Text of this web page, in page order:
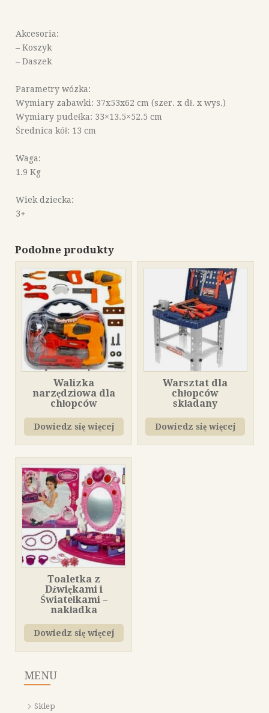
Akcesoria:
– Koszyk
– Daszek
Parametry wózka:
Wymiary zabawki: 37x53x62 cm (szer. x dł. x wys.)
Wymiary pudełka: 33×13.5×52.5 cm
Średnica kół: 13 cm
Waga:
1.9 Kg
Wiek dziecka:
3+
Podobne produkty
Walizka
narzędziowa dla
chłopców
Dowiedz się więcej
Warsztat dla
chłopców
składany
Dowiedz się więcej
Toaletka z
Dźwiękami i
Światełkami –
nakładka
Dowiedz się więcej
MENU
Sklep